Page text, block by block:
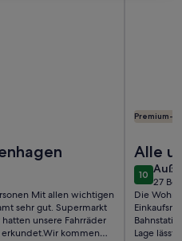
Mit allen wichtigen
sehr gut. Supermarkt
unsere Fahrräder
kommen
Premium-
Alle
erfüllt
1010 von
27
(27
Die
Lage lässt